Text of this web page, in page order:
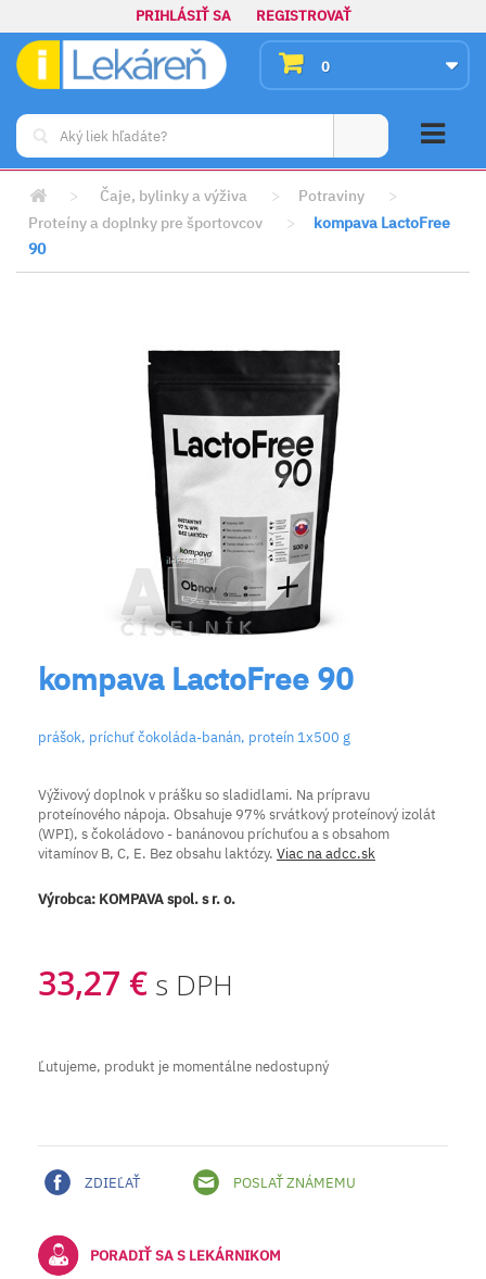
PRIHLÁSIŤ SA REGISTROVAŤ
0
> Čaje, bylinky a výživa > Potraviny
>
Proteíny a doplnky pre športovcov
>
kompava LactoFree
90
kompava LactoFree 90
prášok, príchuť čokoláda-banán, proteín 1x500 g
Výživový doplnok v prášku so sladidlami. Na prípravu
proteínového nápoja. Obsahuje 97% srvátkový proteínový izolát
(WPI), s čokoládovo - banánovou príchuťou a s obsahom
vitamínov B, C, E. Bez obsahu laktózy. Viac na adcc.sk
Výrobca: KOMPAVA spol. s r. o.
33,27 € s DPH
Ľutujeme, produkt je momentálne nedostupný
ZDIEĽAŤ POSLAŤ ZNÁMEMU
PORADIŤ SA S LEKÁRNIKOM